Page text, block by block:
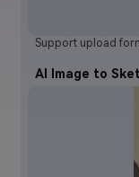
Support upload
AI Image to